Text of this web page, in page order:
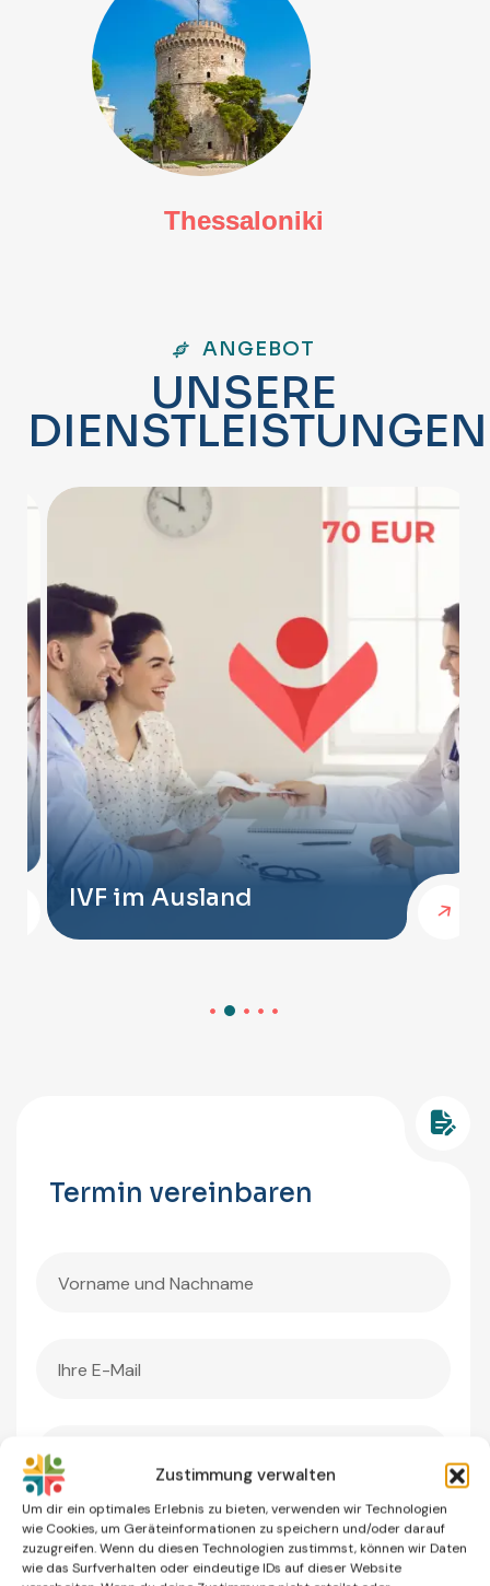
Zustimmung verwalten
Um dir ein optimales Erlebnis zu bieten, verwenden wir Technologien
wie Cookies, um Geräteinformationen zu speichern und/oder darauf
zuzugreifen. Wenn du diesen Technologien zustimmst, können wir Daten
wie das Surfverhalten oder eindeutige IDs auf dieser Website
Thessaloniki
ANGEBOT
UNSERE
DIENSTLEISTUNGEN
IVF im Ausland
Termin vereinbaren